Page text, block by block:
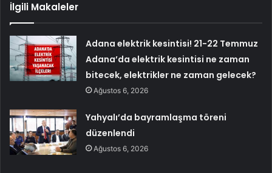
İlgili Makaleler
Adana elektrik kesintisi! 21-22 Temmuz
Adana’da elektrik kesintisi ne zaman
bitecek, elektrikler ne zaman gelecek?
Ağustos 6, 2026
Yahyalı’da bayramlaşma töreni
düzenlendi
Ağustos 6, 2026